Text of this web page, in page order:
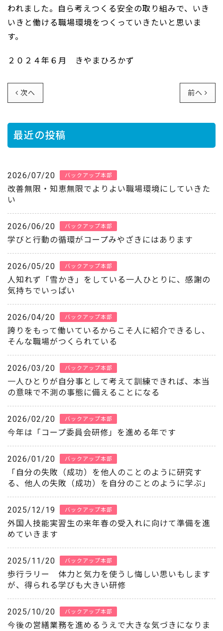
われました。自ら考えつくる安全の取り組みで、いき
いきと働ける職場環境をつくっていきたいと思いま
す。
２０２４年６月 きやまひろかず
次へ 前へ
最近の投稿
2026/07/20 バックアップ本部
改善無限・知恵無限でよりよい職場環境にしていきた
い
2026/06/20 バックアップ本部
学びと行動の循環がコープみやざきにはあります
2026/05/20 バックアップ本部
人知れず「雪かき」をしている一人ひとりに、感謝の
気持ちでいっぱい
2026/04/20 バックアップ本部
誇りをもって働いているからこそ人に紹介できるし、
そんな職場がつくられている
2026/03/20 バックアップ本部
一人ひとりが自分事として考えて訓練できれば、本当
の意味で不測の事態に備えることになる
2026/02/20 バックアップ本部
今年は「コープ委員会研修」を進める年です
2026/01/20 バックアップ本部
「自分の失敗（成功）を他人のことのように研究す
る、他人の失敗（成功）を自分のことのように学ぶ」
2025/12/19 バックアップ本部
外国人技能実習生の来年春の受入れに向けて準備を進
めていきます
2025/11/20 バックアップ本部
歩行ラリー 体力と気力を使うし悔しい思いもします
が、得られる学びも大きい研修
2025/10/20 バックアップ本部
今後の営繕業務を進めるうえで大きな気づきになりま